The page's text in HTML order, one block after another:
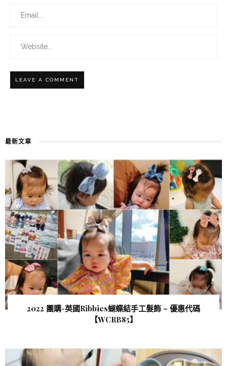
最新文章
2022 團購-英國Ribbies蝴蝶結手工髮飾 – 優惠代碼
【WCRB85 】